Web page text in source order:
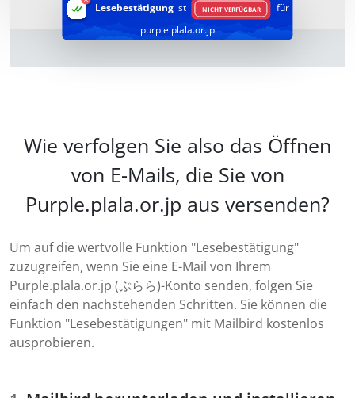
Lesebestätigungist NICHT VERFÜGBAR
für
purple.plala.or.jp
Wie verfolgen Sie also das Öffnen
von E-Mails, die Sie von
Purple.plala.or.jp aus versenden?
Um auf die wertvolle Funktion "Lesebestätigung"
zuzugreifen, wenn Sie eine E-Mail von Ihrem
Purple.plala.or.jp (ぷらら)-Konto senden, folgen Sie
einfach den nachstehenden Schritten. Sie können die
Funktion "Lesebestätigungen" mit Mailbird kostenlos
ausprobieren.